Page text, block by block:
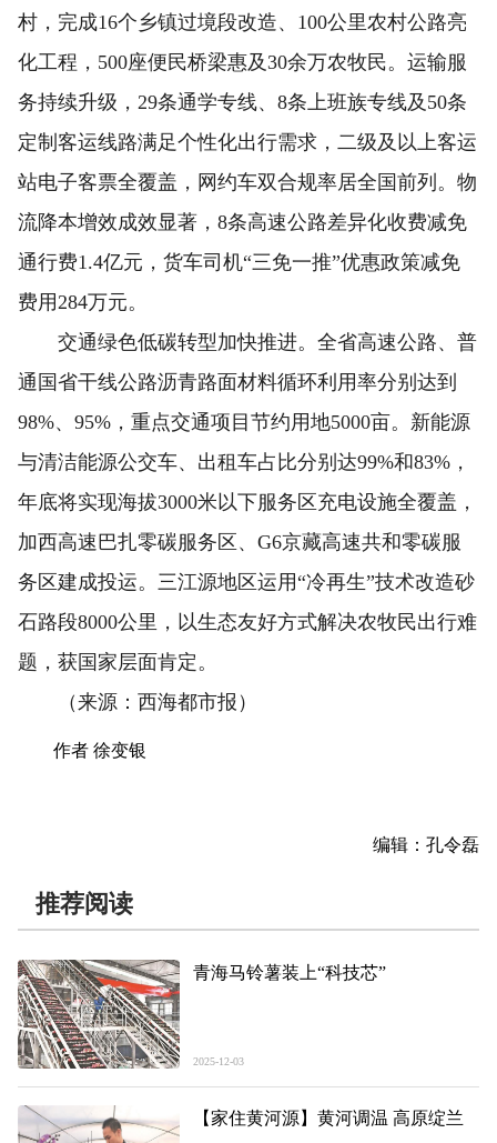
村，完成16个乡镇过境段改造、100公里农村公路亮
化工程，500座便民桥梁惠及30余万农牧民。运输服
务持续升级，29条通学专线、8条上班族专线及50条
定制客运线路满足个性化出行需求，二级及以上客运
站电子客票全覆盖，网约车双合规率居全国前列。物
流降本增效成效显著，8条高速公路差异化收费减免
通行费1.4亿元，货车司机“三免一推”优惠政策减免
费用284万元。
交通绿色低碳转型加快推进。全省高速公路、普
通国省干线公路沥青路面材料循环利用率分别达到
98%、95%，重点交通项目节约用地5000亩。新能源
与清洁能源公交车、出租车占比分别达99%和83%，
年底将实现海拔3000米以下服务区充电设施全覆盖，
加西高速巴扎零碳服务区、G6京藏高速共和零碳服
务区建成投运。三江源地区运用“冷再生”技术改造砂
石路段8000公里，以生态友好方式解决农牧民出行难
题，获国家层面肯定。
（来源：西海都市报）
作者 徐变银
编辑：孔令磊
推荐阅读
青海马铃薯装上“科技芯”
2025-12-03
【家住黄河源】黄河调温 高原绽兰